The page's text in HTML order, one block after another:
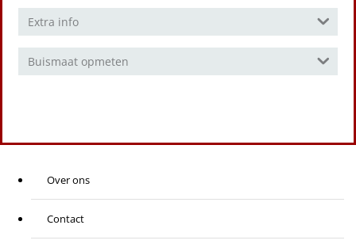
Extra info
Buismaat opmeten
Over ons
Contact